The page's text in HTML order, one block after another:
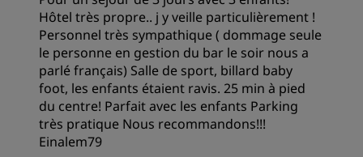
Hôtel très propre.. j y veille particulièrement !
Personnel très sympathique ( dommage seule
le personne en gestion du bar le soir nous a
parlé français) Salle de sport, billard baby
foot, les enfants étaient ravis. 25 min à pied
du centre! Parfait avec les enfants Parking
très pratique Nous recommandons!!!
Einalem79